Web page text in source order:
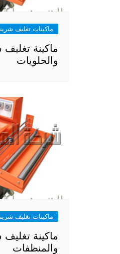
ماكينات تغليف
ماكينة
والحلويات
ماكينات تغليف
ماكينة
والمنظفات